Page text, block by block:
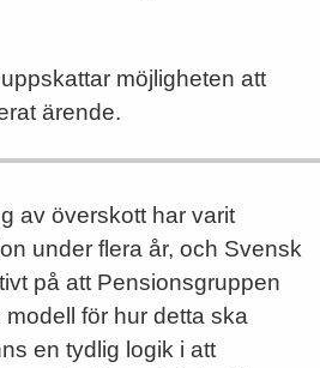
möjligheten att
ärende.
av överskott har varit
under flera år, och Svensk
på att Pensionsgruppen
för hur detta ska
en tydlig logik i att